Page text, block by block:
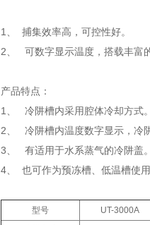
1、 捕集效率高，可控性好。
2、 可数字显示温度，搭载丰富
产品特点：
1、 冷阱槽内采用腔体冷却方式
2、 冷阱槽内温度数字显示，冷
3、 有适用于水系蒸气的冷阱盖
4、 也可作为预冻槽、低温槽使用
型号 UT-3000A